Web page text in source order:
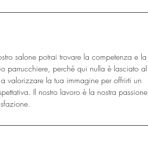
salone potrai trovare la competenza e la
parrucchiere, perché qui nulla è lasciato al
valorizzare la tua immagine per offrirti un
Il nostro lavoro è la nostra passione